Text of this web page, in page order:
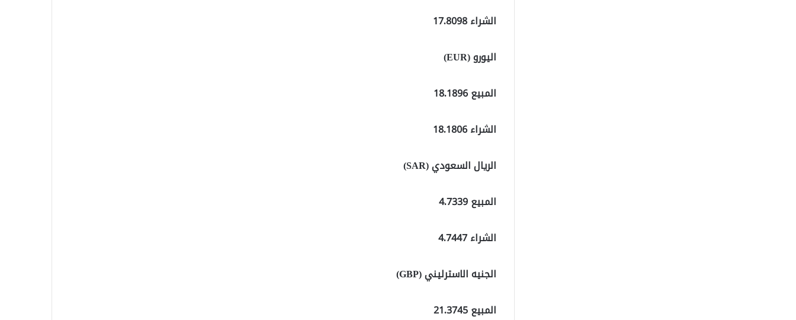
الشراء 17.8098
اليورو (EUR)
المبيع 18.1896
الشراء 18.1806
الريال السعودي (SAR)
المبيع 4.7339
الشراء 4.7447
الجنيه الاسترليني (GBP)
المبيع 21.3745